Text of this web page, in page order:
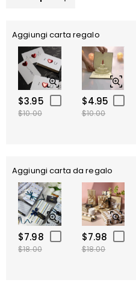
Aggiungi carta regalo
$3.95
$10.00
$4.95
$10.00
Aggiungi carta da regalo
$7.98
$18.00
$7.98
$18.00